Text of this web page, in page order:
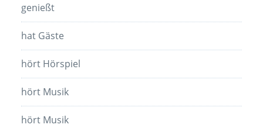
genießt
hat Gäste
hört Hörspiel
hört Musik
hört Musik